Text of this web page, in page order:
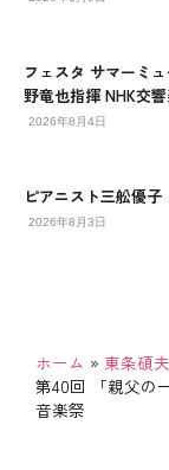
フェスタ サマーミ
野竜也指揮 NHK交
2026年8月4日
ピアニスト三舩優子
2026年8月3日
ホーム » 東条碩
第40回 「親父の
音楽祭